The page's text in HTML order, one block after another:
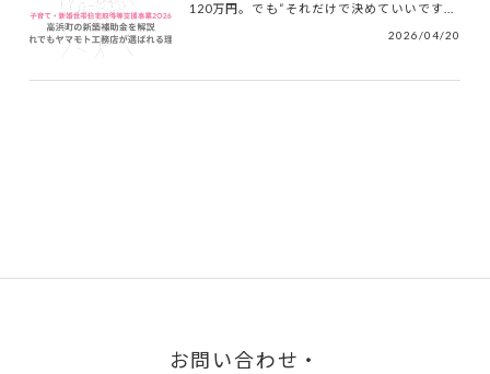
120万円。でも“それだけで決めていいです...
2026/04/20
お問い合わせ・